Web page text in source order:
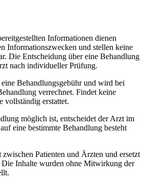
Informationen dienen
Informationszwecken und stellen keine
Die Entscheidung über eine Behandlung
nach individueller Prüfung.
Behandlungsgebühr und wird bei
verrechnet. Findet keine
vollständig erstattet.
möglich ist, entscheidet der Arzt im
eine bestimmte Behandlung besteht
Patienten und Ärzten und ersetzt
Inhalte wurden ohne Mitwirkung der